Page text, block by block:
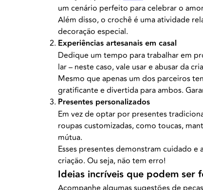
um cenário perfeito para celebrar o
Além disso, o crochê é uma atividade
decoração especial.
Experiências artesanais em casal
Dedique um tempo para trabalhar em
lar – neste caso, vale usar e abusar da
Mesmo que apenas um dos parceiros
gratificante e divertida para ambos.
Presentes personalizados
Em vez de optar por presentes
roupas customizadas, como toucas,
mútua.
Esses presentes demonstram cuidado
criação. Ou seja, não tem erro!
Ideias incríveis que podem ser